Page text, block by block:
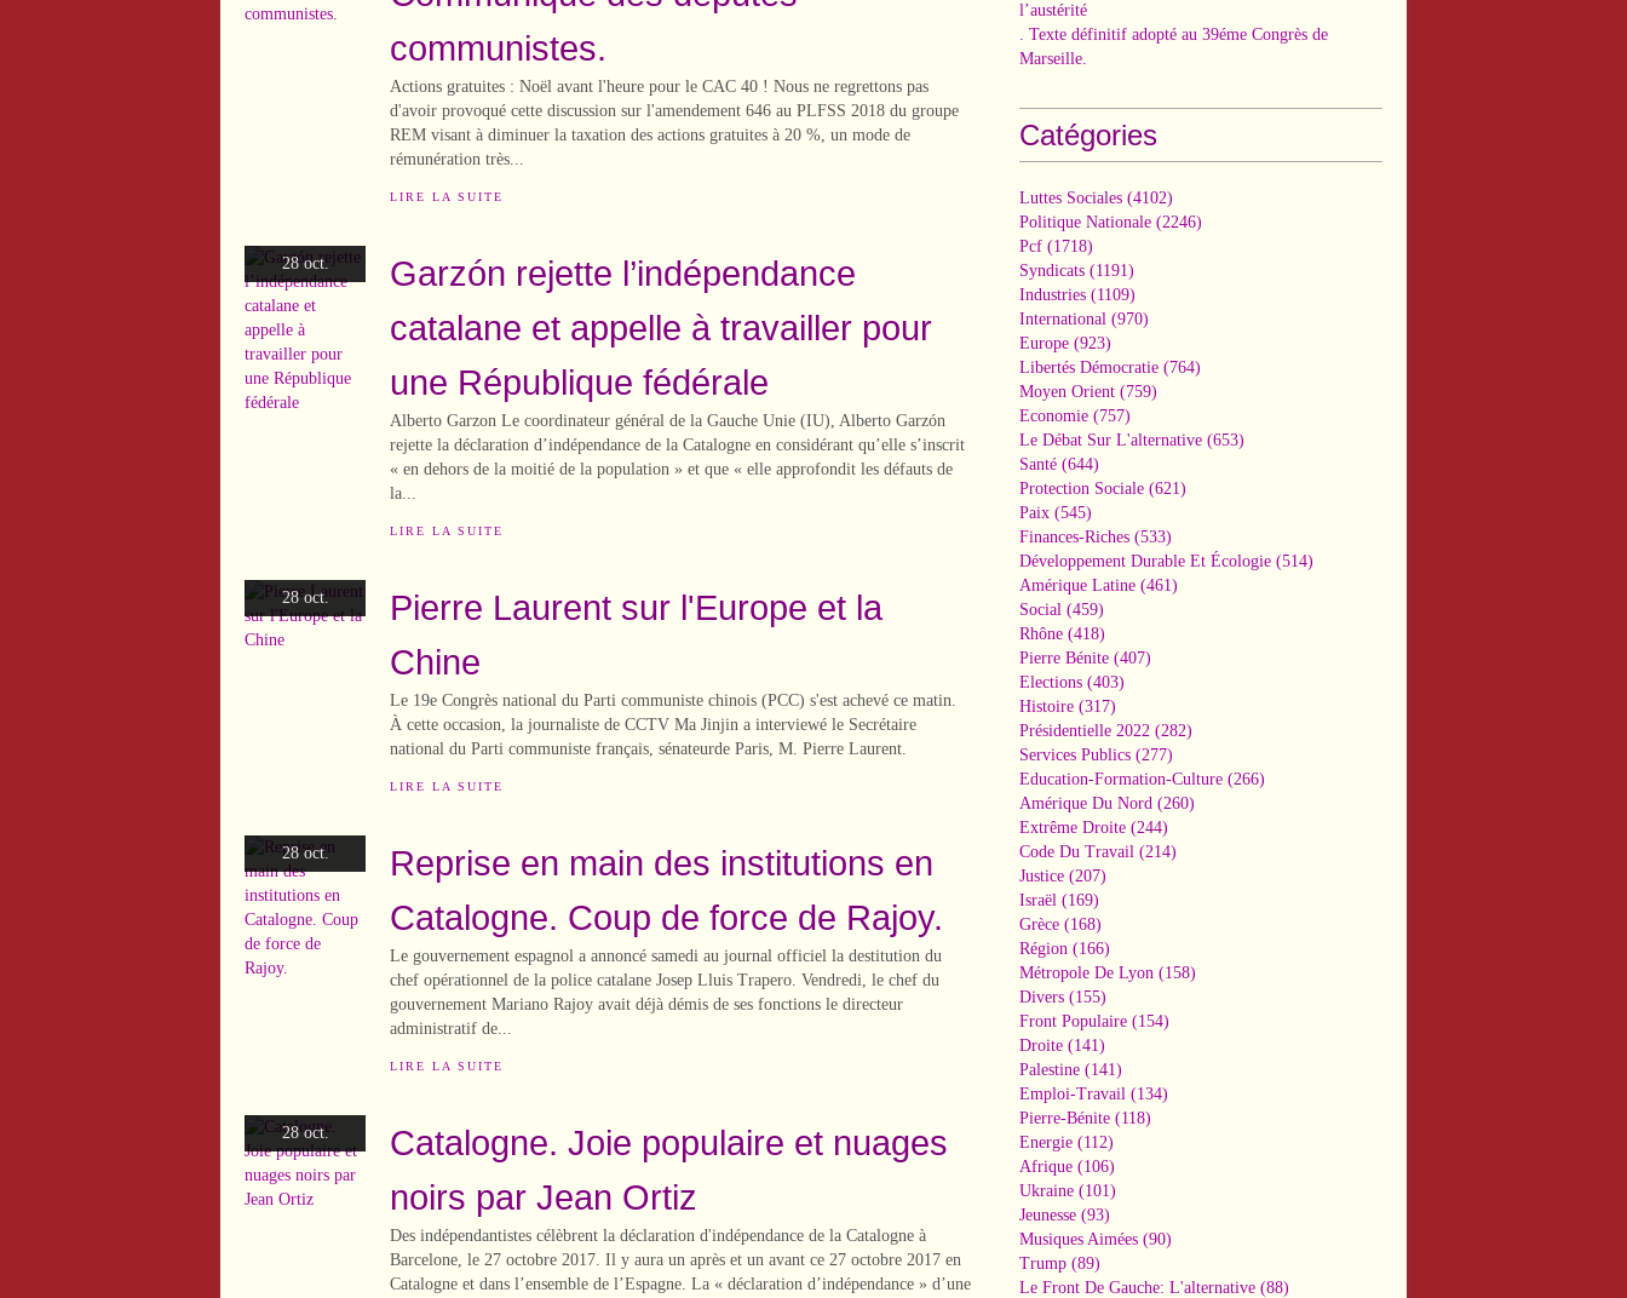
communistes.
Actions gratuites : Noël avant l'heure pour le CAC 40 ! Nous ne regrettons pas
d'avoir provoqué cette discussion sur l'amendement 646 au PLFSS 2018 du groupe
REM visant à diminuer la taxation des actions gratuites à 20 %, un mode de
rémunération très...
LIRE LA SUITE
28 oct.
Garzón rejette l’indépendance
catalane et appelle à travailler pour
une République fédérale
Alberto Garzon Le coordinateur général de la Gauche Unie (IU), Alberto Garzón
rejette la déclaration d’indépendance de la Catalogne en considérant qu’elle s’inscrit
« en dehors de la moitié de la population » et que « elle approfondit les défauts de
la...
LIRE LA SUITE
28 oct.
Pierre Laurent sur l'Europe et la
Chine
Le 19e Congrès national du Parti communiste chinois (PCC) s'est achevé ce matin.
À cette occasion, la journaliste de CCTV Ma Jinjin a interviewé le Secrétaire
national du Parti communiste français, sénateurde Paris, M. Pierre Laurent.
LIRE LA SUITE
28 oct.
Reprise en main des institutions en
Catalogne. Coup de force de Rajoy.
Le gouvernement espagnol a annoncé samedi au journal officiel la destitution du
chef opérationnel de la police catalane Josep Lluis Trapero. Vendredi, le chef du
gouvernement Mariano Rajoy avait déjà démis de ses fonctions le directeur
administratif de...
LIRE LA SUITE
28 oct.
Catalogne. Joie populaire et nuages
noirs par Jean Ortiz
Des indépendantistes célèbrent la déclaration d'indépendance de la Catalogne à
Barcelone, le 27 octobre 2017. Il y aura un après et un avant ce 27 octobre 2017 en
Catalogne et dans l’ensemble de l’Espagne. La « déclaration d’indépendance » d’une
l’austérité
. Texte définitif adopté au 39éme Congrès de
Marseille.
Catégories
Luttes Sociales (4102)
Politique Nationale (2246)
Pcf (1718)
Syndicats (1191)
Industries (1109)
International (970)
Europe (923)
Libertés Démocratie (764)
Moyen Orient (759)
Economie (757)
Le Débat Sur L'alternative (653)
Santé (644)
Protection Sociale (621)
Paix (545)
Finances-Riches (533)
Développement Durable Et Écologie (514)
Amérique Latine (461)
Social (459)
Rhône (418)
Pierre Bénite (407)
Elections (403)
Histoire (317)
Présidentielle 2022 (282)
Services Publics (277)
Education-Formation-Culture (266)
Amérique Du Nord (260)
Extrême Droite (244)
Code Du Travail (214)
Justice (207)
Israël (169)
Grèce (168)
Région (166)
Métropole De Lyon (158)
Divers (155)
Front Populaire (154)
Droite (141)
Palestine (141)
Emploi-Travail (134)
Pierre-Bénite (118)
Energie (112)
Afrique (106)
Ukraine (101)
Jeunesse (93)
Musiques Aimées (90)
Trump (89)
Le Front De Gauche: L'alternative (88)